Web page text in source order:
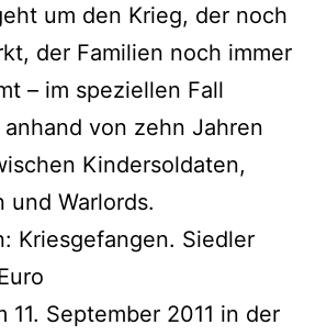
um den Krieg, der noch
der Familien noch immer
– im speziellen Fall
von zehn Jahren
Kindersoldaten,
und Warlords.
Kriesgefangen. Siedler
11. September 2011 in der